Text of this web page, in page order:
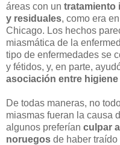
áreas con un tratamiento
y residuales, como era
Chicago. Los hechos
miasmática de la
tipo de enfermedades se
y fétidos, y, en parte,
asociación entre higiene
De todas maneras, no
miasmas fueran la causa
algunos preferían culpar
noruegos de haber